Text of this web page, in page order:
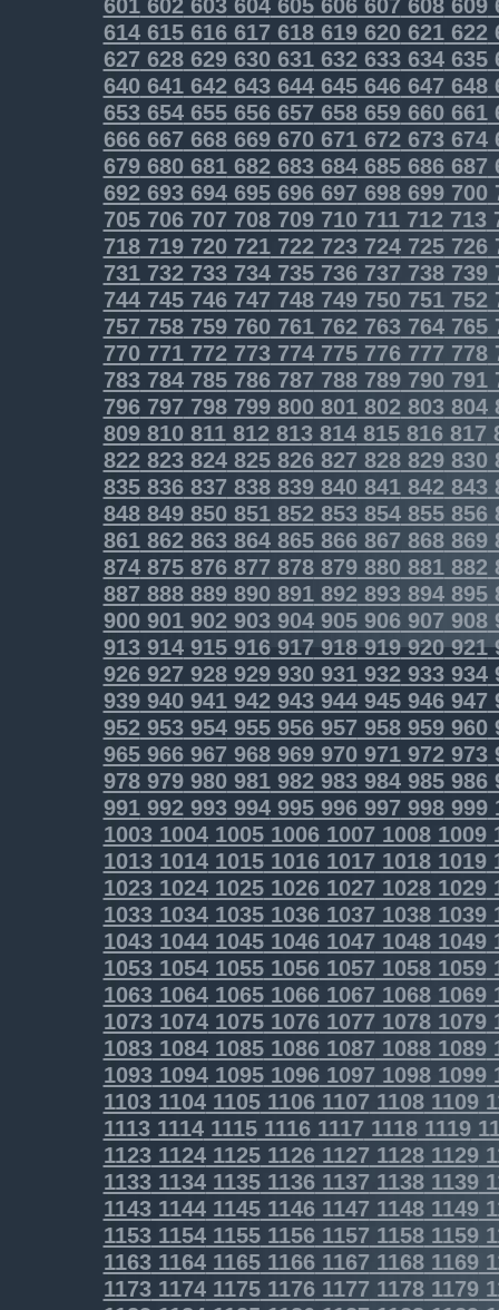
614615616617618619620621622
627628629630631632633634635
640641642643644645646647648
653654655656657658659660661
666667668669670671672673674
679680681682683684685686687
692693694695696697698699700
705706707708709710711712713
718719720721722723724725726
731732733734735736737 738739
744745746747748749750751752
757758759760761762763764765
770771772773774775776777 778
783784785786787788789790791
796797798799800801802803804
809810811812813814815816817
822823824825826827 828829830
835836837838839840841842843
848849850851852853854855856
861862863864865866867 868869
874875876877 878879880 881882
887888889890891892893894895
900901902903904905906907 908
913914915916917918919920921
926927928929930931932933934
939940941942943944945946947
952953954955956957958959960
965966967968969970971972973
978979980981982983984985986
991992993994995996997998999
1003100410051006100710081009
1013101410151016101710181019
1023102410251026102710281029
1033103410351036103710381039
1043104410451046104710481049
1053105410551056105710581059
1063106410651066106710681069
1073107410751076107710781079
1083108410851086108710881089
1093109410951096109710981099
1103110411051106110711081109
1113111411151116111711181119
11231124112511261127 11281129
11331134113511361137 11381139
11431144114511461147 11481149
11531154115511561157 11581159
11631164116511661167 11681169
11731174117511761177 11781179